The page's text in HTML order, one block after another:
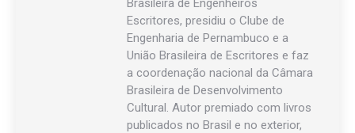
Brasileira de Engenheiros
Escritores, presidiu o Clube de
Engenharia de Pernambuco e a
União Brasileira de Escritores e faz
a coordenação nacional da Câmara
Brasileira de Desenvolvimento
Cultural. Autor premiado com livros
publicados no Brasil e no exterior,